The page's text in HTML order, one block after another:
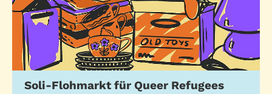
Familienberatung –
für Fragen zur
Erziehung
GWA St. Pauli e.V.
Soli-Flohmarkt für Queer Refugees